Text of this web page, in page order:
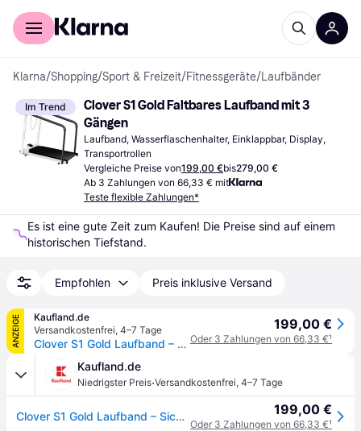
Für Shopper
Klarna/Shopping/Sport & Freizeit/Fitnessgeräte/Laufbänder
Im Trend
Clover S1 Gold Faltbares Laufband mit 3
Gängen
Laufband, Wasserflaschenhalter, Einklappbar, Display,
Transportrollen
Vergleiche Preise von199,00 €bis279,00 €
Ab 3 Zahlungen von 66,33 € mit
Teste flexible Zahlungen*
Es ist eine gute Zeit zum Kaufen! Die Preise sind auf einem
historischen Tiefstand.
Empfohlen Preis inklusive Versand
ANZEIGE
Kaufland.de
Versandkostenfrei, 4–7 Tage
Clover S1 Gold Laufband – Sicher, leise & faltbar – Ideal für Senioren & Rehabilitation
199,00 €
Oder 3 Zahlungen von 66,33 €¹
Kaufland.de
Niedrigster Preis·Versandkostenfrei, 4–7 Tage
Clover S1 Gold Laufband – Sicher, leise & faltbar – Ideal für Senioren & Rehabilitation 199,00 €
Oder 3 Zahlungen von 66,33 €¹